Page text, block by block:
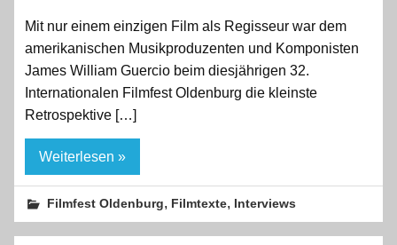
Mit nur einem einzigen Film als Regisseur war dem
amerikanischen Musikproduzenten und Komponisten
James William Guercio beim diesjährigen 32.
Internationalen Filmfest Oldenburg die kleinste
Retrospektive […]
Weiterlesen »
Filmfest Oldenburg, Filmtexte, Interviews